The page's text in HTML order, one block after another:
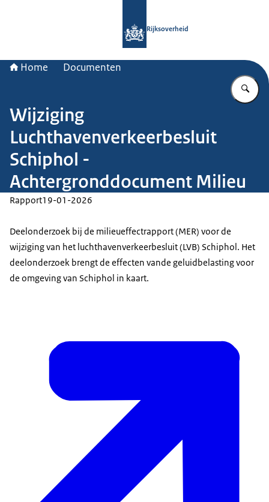
Rijksoverheid
Home Documenten
Wijziging
Luchthavenverkeerbesluit
Schiphol -
Achtergronddocument Milieu
Rapport19-01-2026
Deelonderzoek bij de milieueffectrapport (MER) voor de
wijziging van het luchthavenverkeerbesluit (LVB) Schiphol. Het
deelonderzoek brengt de effecten vande geluidbelasting voor
de omgeving van Schiphol in kaart.